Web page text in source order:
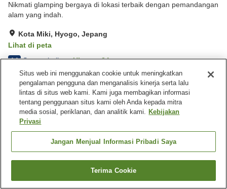
Nikmati glamping bergaya di lokasi terbaik dengan pemandangan
alam yang indah.
Kota Miki, Hyogo, Jepang
Lihat di peta
4.1 Sangat baik Ulasan:34
Fasilitas properti
Tempat parkir
Sauna
Barbekyu
Pemandian udara terbuka
Beranda Jepang Hyogo
Kota Miki
Nesta Resort Kobe Glamp BBQ Park
Cari kamar
Situs web ini menggunakan cookie untuk meningkatkan
pengalaman pengguna dan menganalisis kinerja serta lalu
lintas di situs web kami. Kami juga membagikan informasi
tentang penggunaan situs kami oleh Anda kepada mitra
media sosial, periklanan, dan analitik kami. Kebijakan
Privasi
Jangan Menjual Informasi Pribadi Saya
Terima Cookie